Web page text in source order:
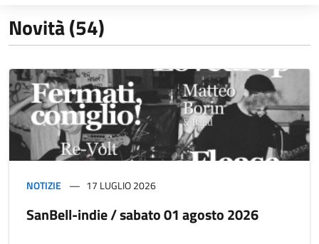
Novità (54)
NOTIZIE 17 LUGLIO 2026
SanBell-indie / sabato 01 agosto 2026